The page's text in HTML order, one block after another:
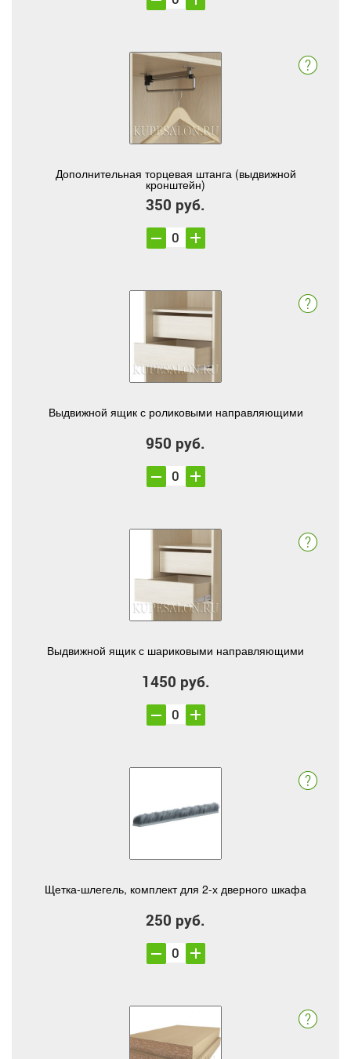
Дополнительная торцевая штанга (выдвижной
кронштейн)
350 руб.
Выдвижной ящик с роликовыми направляющими
950 руб.
Выдвижной ящик с шариковыми направляющими
1450 руб.
Щетка-шлегель, комплект для 2-х дверного шкафа
250 руб.